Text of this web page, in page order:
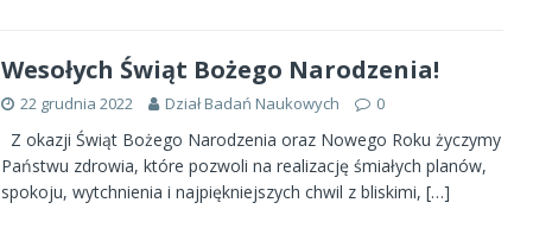
Wesołych Świąt Bożego Narodzenia!
22 grudnia 2022 Dział Badań Naukowych 0
Z okazji Świąt Bożego Narodzenia oraz Nowego Roku życzymy
Państwu zdrowia, które pozwoli na realizację śmiałych planów,
spokoju, wytchnienia i najpiękniejszych chwil z bliskimi, […]